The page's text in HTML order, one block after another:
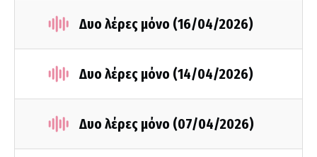
Δυο λέρες μόνο (16/04/2026)
Δυο λέρες μόνο (14/04/2026)
Δυο λέρες μόνο (07/04/2026)